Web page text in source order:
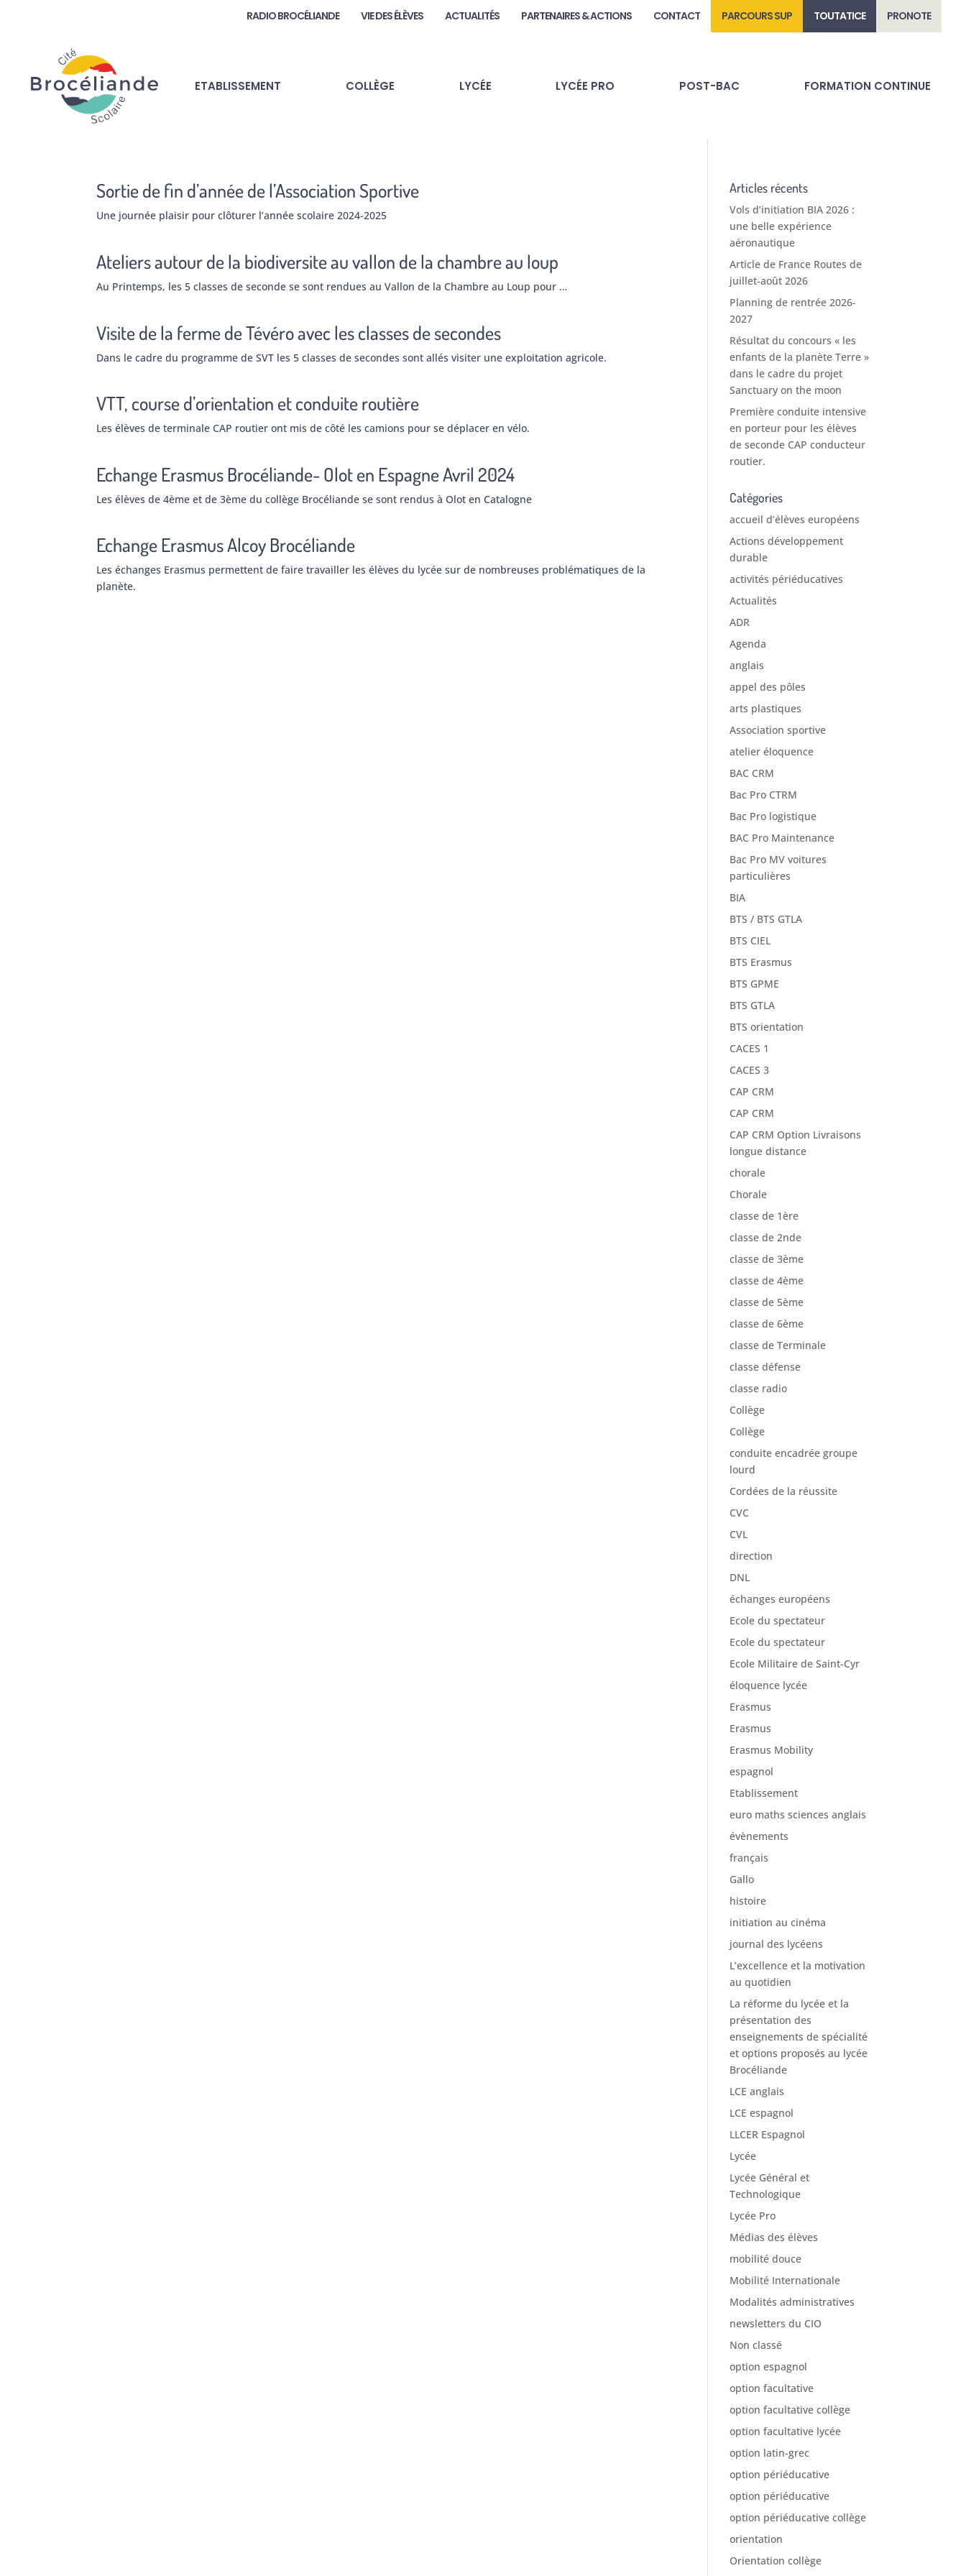
RADIO BROCÉLIANDE VIE DES ÉLÈVES ACTUALITÉS PARTENAIRES & ACTIONS CONTACT PARCOURS SUP TOUTATICE PRONOTE
ETABLISSEMENT COLLÈGE LYCÉE LYCÉE PRO POST-BAC FORMATION CONTINUE
Sortie de fin d’année de l’Association Sportive
Une journée plaisir pour clôturer l’année scolaire 2024-2025
Ateliers autour de la biodiversite au vallon de la chambre au loup
Au Printemps, les 5 classes de seconde se sont rendues au Vallon de la Chambre au Loup pour …
Visite de la ferme de Tévéro avec les classes de secondes
Dans le cadre du programme de SVT les 5 classes de secondes sont allés visiter une exploitation agricole.
VTT, course d’orientation et conduite routière
Les élèves de terminale CAP routier ont mis de côté les camions pour se déplacer en vélo.
Echange Erasmus Brocéliande- Olot en Espagne Avril 2024
Les élèves de 4ème et de 3ème du collège Brocéliande se sont rendus à Olot en Catalogne
Echange Erasmus Alcoy Brocéliande
Les échanges Erasmus permettent de faire travailler les élèves du lycée sur de nombreuses problématiques de la
planète.
Articles récents
Vols d’initiation BIA 2026 :
une belle expérience
aéronautique
Article de France Routes de
juillet-août 2026
Planning de rentrée 2026-
2027
Résultat du concours « les
enfants de la planète Terre »
dans le cadre du projet
Sanctuary on the moon
Première conduite intensive
en porteur pour les élèves
de seconde CAP conducteur
routier.
Catégories
accueil d’élèves européens
Actions développement
durable
activités périéducatives
Actualités
ADR
Agenda
anglais
appel des pôles
arts plastiques
Association sportive
atelier éloquence
BAC CRM
Bac Pro CTRM
Bac Pro logistique
BAC Pro Maintenance
Bac Pro MV voitures
particulières
BIA
BTS / BTS GTLA
BTS CIEL
BTS Erasmus
BTS GPME
BTS GTLA
BTS orientation
CACES 1
CACES 3
CAP CRM
CAP CRM
CAP CRM Option Livraisons
longue distance
chorale
Chorale
classe de 1ère
classe de 2nde
classe de 3ème
classe de 4ème
classe de 5ème
classe de 6ème
classe de Terminale
classe défense
classe radio
Collège
Collège
conduite encadrée groupe
lourd
Cordées de la réussite
CVC
CVL
direction
DNL
échanges européens
Ecole du spectateur
Ecole du spectateur
Ecole Militaire de Saint-Cyr
éloquence lycée
Erasmus
Erasmus
Erasmus Mobility
espagnol
Etablissement
euro maths sciences anglais
évènements
français
Gallo
histoire
initiation au cinéma
journal des lycéens
L’excellence et la motivation
au quotidien
La réforme du lycée et la
présentation des
enseignements de spécialité
et options proposés au lycée
Brocéliande
LCE anglais
LCE espagnol
LLCER Espagnol
Lycée
Lycée Général et
Technologique
Lycée Pro
Médias des élèves
mobilité douce
Mobilité Internationale
Modalités administratives
newsletters du CIO
Non classé
option espagnol
option facultative
option facultative collège
option facultative lycée
option latin-grec
option périéducative
option périéducative
option périéducative collège
orientation
Orientation collège